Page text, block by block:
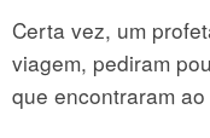
Certa vez, um
viagem, pediram
que encontraram